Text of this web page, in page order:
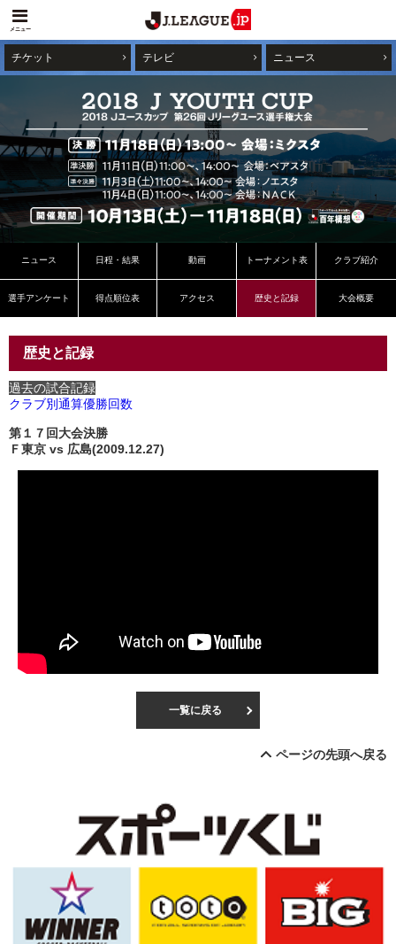
メニュー
チケット テレビ ニュース
ニュース 日程・結果 動画 トーナメント表 クラブ紹介
選手アンケート 得点順位表 アクセス 歴史と記録 大会概要
歴史と記録
過去の試合記録
クラブ別通算優勝回数
第１７回大会決勝
Ｆ東京 vs 広島(2009.12.27)
一覧に戻る
ページの先頭へ戻る